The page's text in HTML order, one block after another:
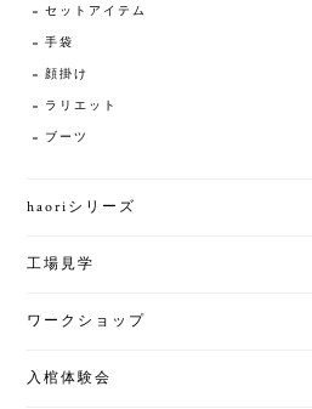
セットアイテム
手袋
顔掛け
ラリエット
ブーツ
haoriシリーズ
工場見学
ワークショップ
入棺体験会